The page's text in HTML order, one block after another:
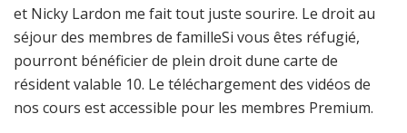
et Nicky Lardon me fait tout juste sourire. Le droit au
séjour des membres de familleSi vous êtes réfugié,
pourront bénéficier de plein droit dune carte de
résident valable 10. Le téléchargement des vidéos de
nos cours est accessible pour les membres Premium.